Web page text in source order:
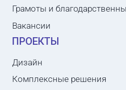
Грамоты и
Вакансии
ПРОЕКТЫ
Дизайн
Комплексные решения